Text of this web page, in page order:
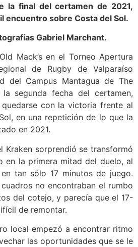
la final del certamen de 2021,
encuentro sobre Costa del Sol.
Gabriel Marchant.
Mack’s en el Torneo Apertura
de Rugby de Valparaíso
del Campus Mantagua de The
segunda fecha del certamen,
con la victoria frente al
en una repetición de lo que la
en 2021.
Kraken sorprendió se transformó
en la primera mitad del duelo, al
tan sólo 17 minutos de juego.
no encontraban el rumbo
del cotejo, y parecía que el 17-
de remontar.
local empezó a encontrar ritmo
las oportunidades que se le